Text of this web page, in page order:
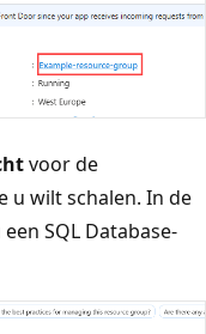
voor de
u wilt schalen. In de
SQL Database-